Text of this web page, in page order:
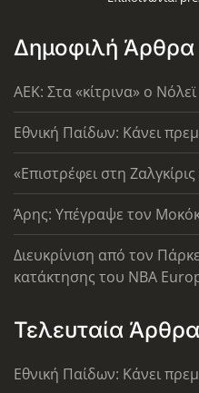
Δημοφιλή Άρθρα
AEK: Στα «κίτρινα» ο Νόλεϊ
Εθνική Παίδων: Κάνει
«Επιστρέφει στη
Άρης: Υπέγραψε τον
Διευκρίνιση από τον
κατάκτησης του ΝΒΑ
Τελευταία Άρθρα
Εθνική Παίδων: Κάνει